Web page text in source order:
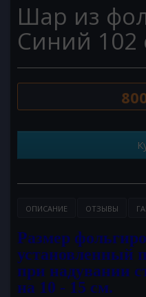
Шар из
Синий 102
ОПИСАНИЕ ОТЗЫВЫ
Размер
установленный
при надувании
на 10 - 15 см.